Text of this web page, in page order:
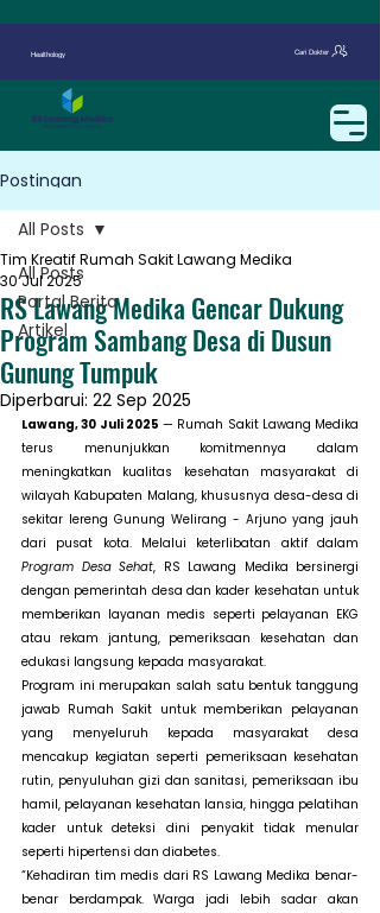
Healthology Cari Dokter
Postingan
All Posts
Portal Berita
Artikel
All Posts
RS Lawang Medika Gencar Dukung
Program Sambang Desa di Dusun
Gunung Tumpuk
Tim Kreatif Rumah Sakit Lawang Medika
30 Jul 2025
Diperbarui: 22 Sep 2025
Lawang, 30 Juli 2025 — Rumah Sakit Lawang Medika
terus menunjukkan komitmennya dalam
meningkatkan kualitas kesehatan masyarakat di
wilayah Kabupaten Malang, khususnya desa-desa di
sekitar lereng Gunung Welirang - Arjuno yang jauh
Program Desa Sehat, RS Lawang Medika bersinergi
dengan pemerintah desa dan kader kesehatan untuk
memberikan layanan medis seperti pelayanan EKG
atau rekam jantung, pemeriksaan kesehatan dan
edukasi langsung kepada masyarakat.
Program ini merupakan salah satu bentuk tanggung
jawab Rumah Sakit untuk memberikan pelayanan
yang menyeluruh kepada masyarakat desa
mencakup kegiatan seperti pemeriksaan kesehatan
rutin, penyuluhan gizi dan sanitasi, pemeriksaan ibu
hamil, pelayanan kesehatan lansia, hingga pelatihan
kader untuk deteksi dini penyakit tidak menular
seperti hipertensi dan diabetes.
“Kehadiran tim medis dari RS Lawang Medika benar-
benar berdampak. Warga jadi lebih sadar akan